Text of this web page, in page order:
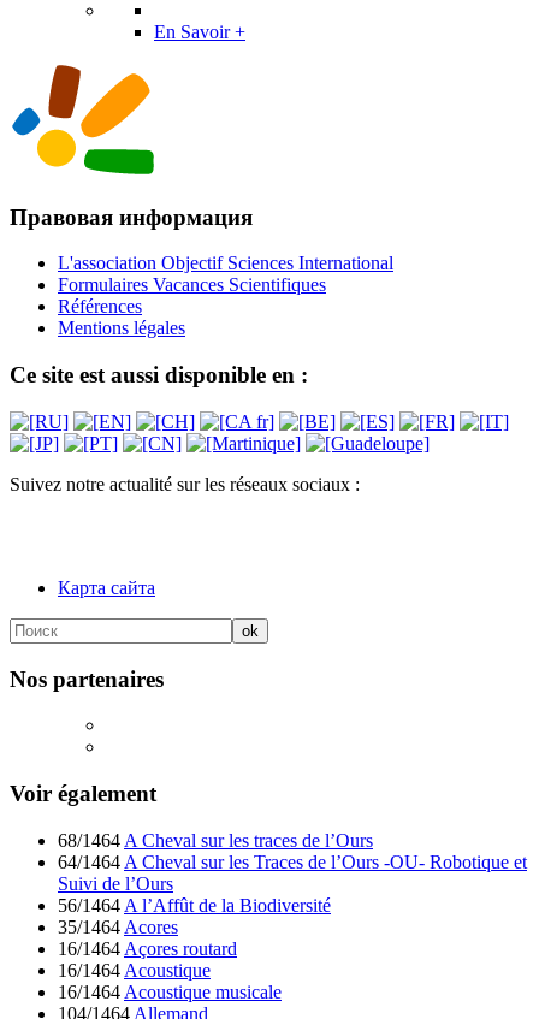
En Savoir +
Правовая информация
L'association Objectif Sciences International
Formulaires Vacances Scientifiques
Références
Mentions légales
Ce site est aussi disponible en :
Suivez notre actualité sur les réseaux sociaux :
Карта сайта
Nos partenaires
Voir également
68/1464 A Cheval sur les traces de l’Ours
64/1464 A Cheval sur les Traces de l’Ours -OU- Robotique et
Suivi de l’Ours
56/1464 A l’Affût de la Biodiversité
35/1464 Acores
16/1464 Açores routard
16/1464 Acoustique
16/1464 Acoustique musicale
104/1464 Allemand